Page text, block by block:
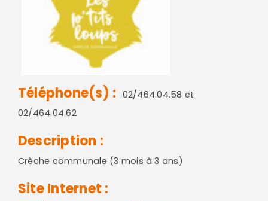
Téléphone(s) : 02/464.04.58 et
02/464.04.62
Description :
Crèche communale (3 mois à 3 ans)
Site Internet :